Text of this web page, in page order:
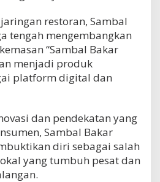
restoran, Sambal
tengah mengembangkan
“Sambal Bakar
menjadi produk
platform digital dan
dan pendekatan yang
Sambal Bakar
diri sebagai salah
yang tumbuh pesat dan